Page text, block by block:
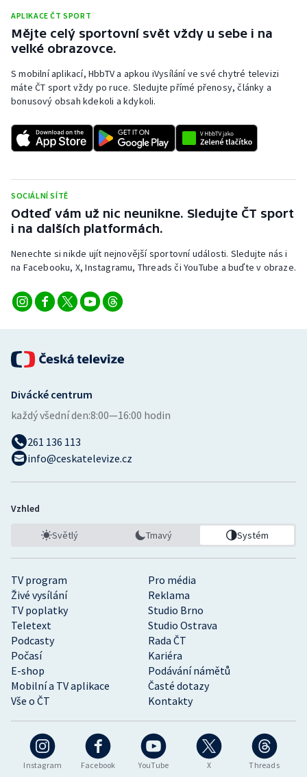
Ostatní
APLIKACE ČT SPORT
Mějte celý sportovní svět vždy u sebe i na
velké obrazovce.
S mobilní aplikací, HbbTV a apkou iVysílání ve své chytré televizi
máte ČT sport vždy po ruce. Sledujte přímé přenosy, články a
bonusový obsah kdekoli a kdykoli.
SOCIÁLNÍ SÍTĚ
Odteď vám už nic neunikne. Sledujte ČT sport
i na dalších platformách.
Nenechte si nikde ujít nejnovější sportovní události. Sledujte nás i
na Facebooku, X, Instagramu, Threads či YouTube a buďte v obraze.
Instagram Facebook YouTube X Threads
TV program
Pro média
Živé vysílání
Reklama
TV poplatky
Studio Brno
Teletext
Studio Ostrava
Podcasty
Rada ČT
Počasí
Kariéra
E-shop
Podávání námětů
Mobilní a TV aplikace
Časté dotazy
Vše o ČT
Kontakty
Divácké centrum
každý všední den:8:00—16:00 hodin
261 136 113
info@ceskatelevize.cz
Vzhled
Světlý Tmavý Systém